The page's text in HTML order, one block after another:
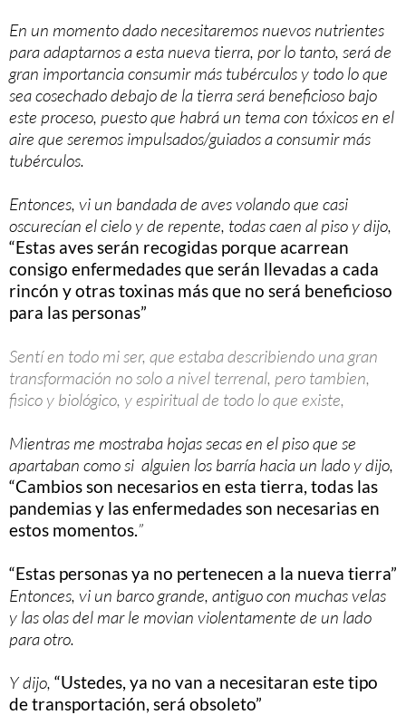
En un momento dado necesitaremos nuevos nutrientes
para adaptarnos a esta nueva tierra, por lo tanto, será de
gran importancia consumir más tubérculos y todo lo que
sea cosechado debajo de la tierra será beneficioso bajo
este proceso, puesto que habrá un tema con tóxicos en el
aire que seremos impulsados/guiados a consumir más
tubérculos.
Entonces, vi un bandada de aves volando que casi
oscurecían el cielo y de repente, todas caen al piso y dijo,
“Estas aves serán recogidas porque acarrean
consigo enfermedades que serán llevadas a cada
rincón y otras toxinas más que no será beneficioso
para las personas”
Sentí en todo mi ser, que estaba describiendo una gran
transformación no solo a nivel terrenal, pero tambien,
fisico y biológico, y espiritual de todo lo que existe,
Mientras me mostraba hojas secas en el piso que se
apartaban como si alguien los barría hacia un lado y dijo,
“Cambios son necesarios en esta tierra, todas las
pandemias y las enfermedades son necesarias en
estos momentos. ”
“Estas personas ya no pertenecen a la nueva tierra”
Entonces, vi un barco grande, antiguo con muchas velas
y las olas del mar le movian violentamente de un lado
para otro.
Y dijo, “Ustedes, ya no van a necesitaran este tipo
de transportación, será obsoleto”